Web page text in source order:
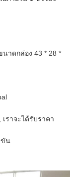
นาดกล่อง 43 * 28 *
เราจะได้รับราคา
ขัน